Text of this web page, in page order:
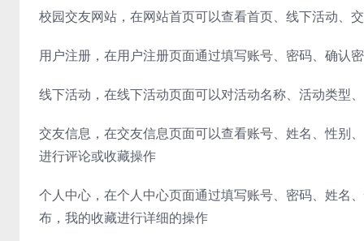
校园交友网站，在网站首页可以查看首页、线下活动、
用户注册，在用户注册页面通过填写账号、密码、确认
线下活动，在线下活动页面可以对活动名称、活动类型
交友信息，在交友信息页面可以查看账号、姓名、性别
进行评论或收藏操作
个人中心，在个人中心页面通过填写账号、密码、姓名
布，我的收藏进行详细的操作